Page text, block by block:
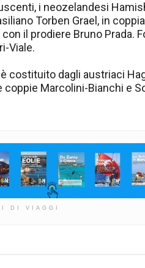
i neozelandesi
Torben Grael, in
il prodiere Bruno Prada.
Viale.
costituito dagli austriaci
Marcolini-Bianchi e
DI VIAGGI